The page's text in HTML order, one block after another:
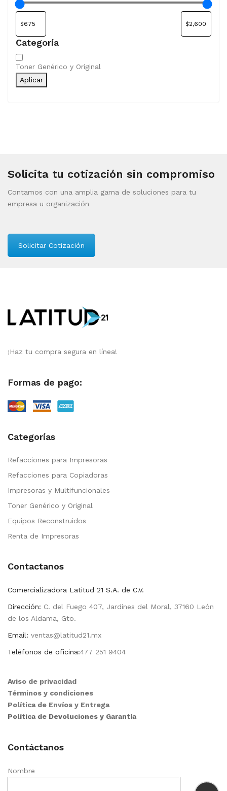
Categoría
Categoría
Toner Genérico y Original
Aplicar
Solicita tu cotización sin compromiso
Contamos con una amplia gama de soluciones para tu
empresa u organización
Solicitar Cotización
¡Haz tu compra segura en línea!
Formas de pago:
Categorías
Refacciones para Impresoras
Refacciones para Copiadoras
Impresoras y Multifuncionales
Toner Genérico y Original
Equipos Reconstruidos
Renta de Impresoras
Contactanos
Comercializadora Latitud 21 S.A. de C.V.
Dirección: C. del Fuego 407, Jardines del Moral, 37160 León
de los Aldama, Gto.
Email: ventas@latitud21.mx
Teléfonos de oficina:477 251 9404
Aviso de privacidad
Términos y condiciones
Política de Envíos y Entrega
Política de Devoluciones y Garantía
Contáctanos
Nombre